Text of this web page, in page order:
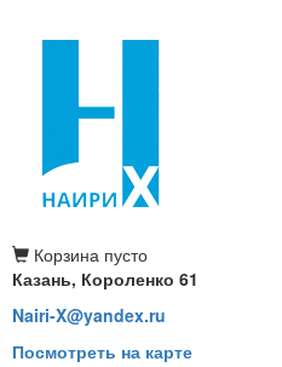
Корзина пусто
Казань, Короленко 61
Nairi-X@yandex.ru
Посмотреть на карте